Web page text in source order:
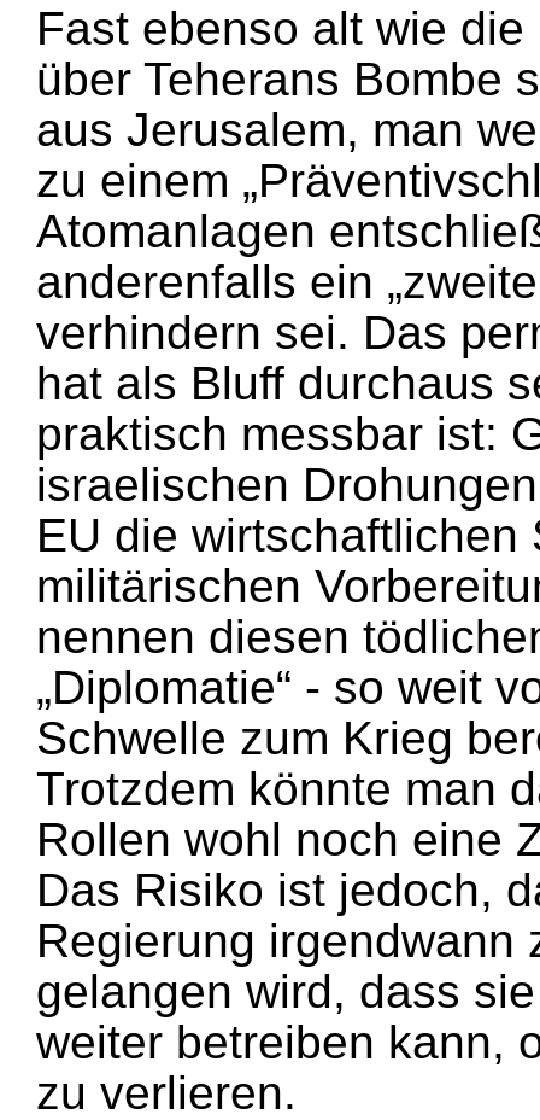
Fast ebenso alt wie
über Teherans Bombe
aus Jerusalem, man
zu einem
Atomanlagen
anderenfalls ein
verhindern sei. Das
hat als Bluff durchaus
praktisch messbar ist:
israelischen
EU die
militärischen
nennen diesen
„Diplomatie“ - so weit
Schwelle zum Krieg
Trotzdem könnte man
Rollen wohl noch eine
Das Risiko ist jedoch,
Regierung irgendwann
gelangen wird, dass
weiter betreiben kann,
zu verlieren.